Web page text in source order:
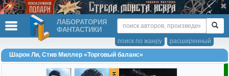
ЛАБОРАТОРИЯ
ФАНТАСТИКИ
расширенный
поиск по жанру
Шарон Ли, Стив Миллер «Торговый баланс»